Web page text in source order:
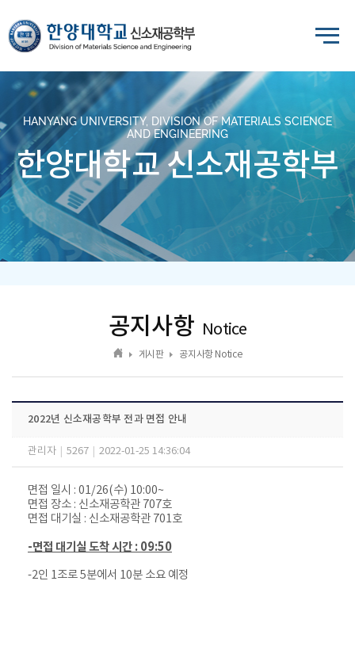
HANYANG UNIVERSITY, DIVISION OF MATERIALS SCIENCE
AND ENGINEERING
한양대학교 신소재공학부
공지사항 Notice
게시판 공지사항 Notice
2022년 신소재공학부 전과 면접 안내
관리자 5267 2022-01-25 14:36:04
면접 일시 : 01/26(수) 10:00~
면접 장소 : 신소재공학관 707호
면접 대기실 : 신소재공학관 701호
-면접 대기실 도착 시간 : 09:50
-2인 1조로 5분에서 10분 소요 예정